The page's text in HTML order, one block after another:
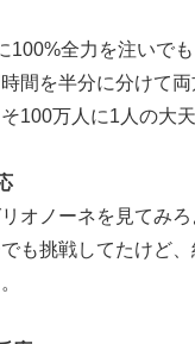
100%全力を注いで
間を半分に分けて
100万人に1人の大天
オノーネを見てみ
も挑戦してたけど